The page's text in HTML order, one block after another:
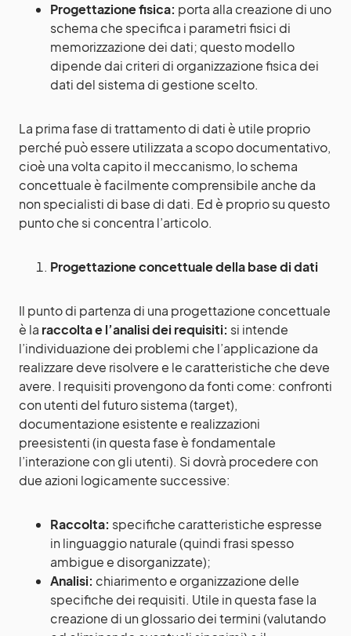
Progettazione fisica: porta alla creazione di uno
schema che specifica i parametri fisici di
memorizzazione dei dati; questo modello
dipende dai criteri di organizzazione fisica dei
dati del sistema di gestione scelto.
La prima fase di trattamento di dati è utile proprio
perché può essere utilizzata a scopo documentativo,
cioè una volta capito il meccanismo, lo schema
concettuale è facilmente comprensibile anche da
non specialisti di base di dati. Ed è proprio su questo
punto che si concentra l’articolo.
Progettazione concettuale della base di dati
Il punto di partenza di una progettazione concettuale
è la raccolta e l’analisi dei requisiti: si intende
l’individuazione dei problemi che l’applicazione da
realizzare deve risolvere e le caratteristiche che deve
avere. I requisiti provengono da fonti come: confronti
con utenti del futuro sistema (target),
documentazione esistente e realizzazioni
preesistenti (in questa fase è fondamentale
l’interazione con gli utenti). Si dovrà procedere con
due azioni logicamente successive:
Raccolta: specifiche caratteristiche espresse
in linguaggio naturale (quindi frasi spesso
ambigue e disorganizzate);
Analisi: chiarimento e organizzazione delle
specifiche dei requisiti. Utile in questa fase la
creazione di un glossario dei termini (valutando